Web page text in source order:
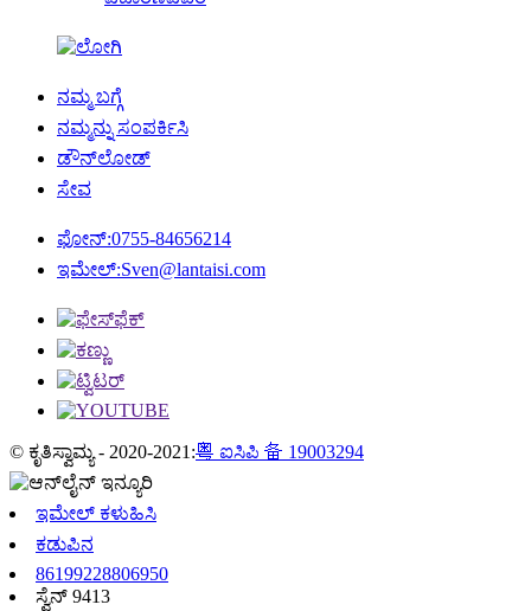
ನಮ್ಮ ಬಗ್ಗೆ
ನಮ್ಮನ್ನು ಸಂಪರ್ಕಿಸಿ
ಡೌನ್‌ಲೋಡ್
ಸೇವ
ಫೋನ್:0755-84656214
ಇಮೇಲ್:Sven@lantaisi.com
© ಕೃತಿಸ್ವಾಮ್ಯ - 2020-2021:粤 ಐಸಿಪಿ 备 19003294
ಇಮೇಲ್ ಕಳುಹಿಸಿ
ಕಡುಪಿನ
86199228806950
ಸ್ವೆನ್ 9413